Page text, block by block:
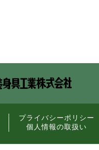
プライバシーポリシー
個人情報の取扱い